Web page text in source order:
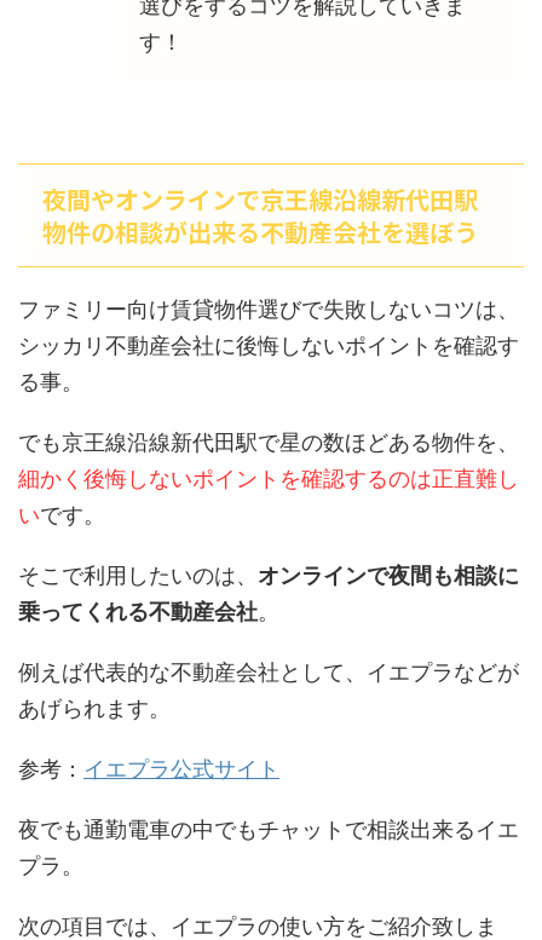
選びをするコツを解説していきま
す！
夜間やオンラインで京王線沿線新代田駅
物件の相談が出来る不動産会社を選ぼう
ファミリー向け賃貸物件選びで失敗しないコツは、
シッカリ不動産会社に後悔しないポイントを確認す
る事。
でも京王線沿線新代田駅で星の数ほどある物件を、
細かく後悔しないポイントを確認するのは正直難し
いです。
そこで利用したいのは、 オンラインで夜間も相談に
乗ってくれる不動産会社。
例えば代表的な不動産会社として、イエプラなどが
あげられます。
参考： イエプラ公式サイト
夜でも通勤電車の中でもチャットで相談出来るイエ
プラ。
次の項目では、イエプラの使い方をご紹介致しま